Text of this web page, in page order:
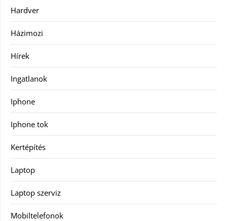
Hardver
Házimozi
Hírek
Ingatlanok
Iphone
Iphone tok
Kertépítés
Laptop
Laptop szerviz
Mobiltelefonok